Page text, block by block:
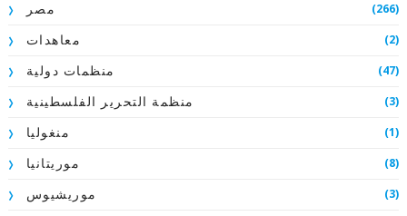
مصر (266)
معاهدات (2)
منظمات دولية (47)
منظمة التحرير الفلسطينية (3)
منغوليا (1)
موريتانيا (8)
موريشيوس (3)